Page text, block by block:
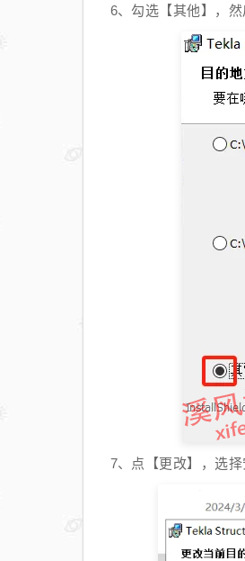
6、 勾选【其他】，然
7、 点【更改】，选